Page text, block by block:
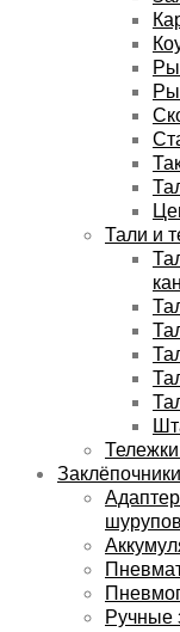
Тали и
Заклёпочники
Ручные